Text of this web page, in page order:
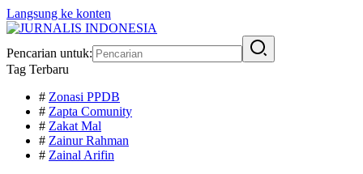
Langsung ke konten
Pencarian untuk:
Tag Terbaru
# Zonasi PPDB
# Zapta Comunity
# Zakat Mal
# Zainur Rahman
# Zainal Arifin